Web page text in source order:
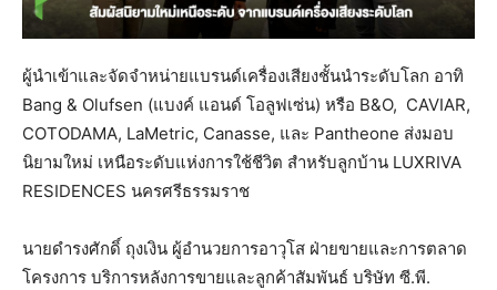
ผู้นำเข้าและจัดจำหน่ายแบรนด์เครื่องเสียงชั้นนำระดับโลก อาทิ
Bang & Olufsen (แบงค์ แอนด์ โอลูฟเซ่น) หรือ B&O, CAVIAR,
COTODAMA, LaMetric, Canasse, และ Pantheone ส่งมอบ
นิยามใหม่ เหนือระดับแห่งการใช้ชีวิต สำหรับลูกบ้าน LUXRIVA
RESIDENCES นครศรีธรรมราช
นายดำรงศักดิ์ ถุงเงิน ผู้อำนวยการอาวุโส ฝ่ายขายและการตลาด
โครงการ บริการหลังการขายและลูกค้าสัมพันธ์ บริษัท ซี.พี.